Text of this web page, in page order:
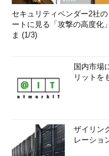
セキュリティベンダー2社
ートに見る「攻撃の高度化
ま (1/3)
国内市場
リットを
ザイリン
レーショ